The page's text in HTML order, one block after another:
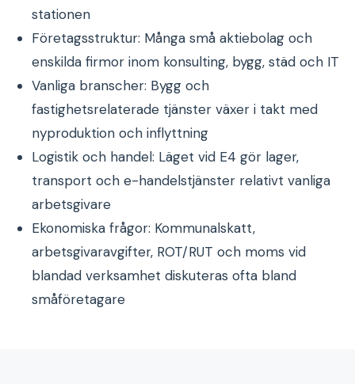
stationen
Företagsstruktur: Många små aktiebolag och
enskilda firmor inom konsulting, bygg, städ och IT
Vanliga branscher: Bygg och
fastighetsrelaterade tjänster växer i takt med
nyproduktion och inflyttning
Logistik och handel: Läget vid E4 gör lager,
transport och e-handelstjänster relativt vanliga
arbetsgivare
Ekonomiska frågor: Kommunalskatt,
arbetsgivaravgifter, ROT/RUT och moms vid
blandad verksamhet diskuteras ofta bland
småföretagare